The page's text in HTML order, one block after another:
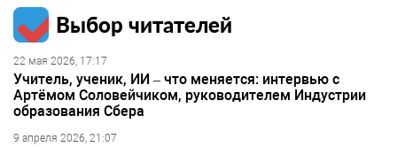
Выбор читателей
22 мая 2026, 17:17
Учитель, ученик, ИИ – что меняется: интервью с
Артёмом Соловейчиком, руководителем Индустрии
образования Сбера
9 апреля 2026, 21:07